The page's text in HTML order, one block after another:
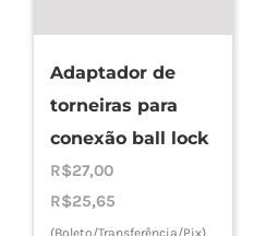
Adaptador de
torneiras para
conexão ball lock
R$27,00
R$25,65